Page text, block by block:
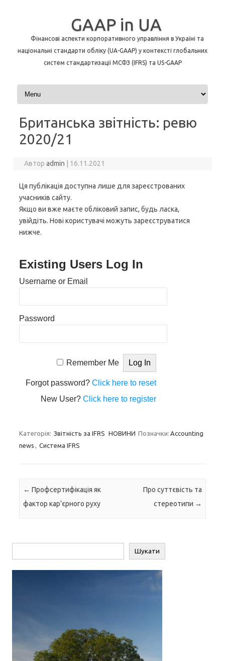
GAAP in UA
Фінансові аспекти корпоративного управління в Україні та
національні стандарти обліку (UA-GAAP) у контексті глобальних
систем стандартизації МСФЗ (IFRS) та US-GAAP
Перейти до контенту
Британська звітність: ревю
2020/21
Авторadmin 16.11.2021
Ця публікація доступна лише для зареєстрованих
учасників сайту.
Якщо ви вже маєте обліковий запис, будь ласка,
увійдіть. Нові користувачі можуть зареєструватися
нижче.
Existing Users Log In
Username or Email
Password
Remember Me
Forgot password?Click here to reset
New User?Click here to register
Категорія: Звітність за IFRS НОВИНИ Позначки: Accounting
news , Система IFRS
Навігація по запису
← Профсертифікація як
фактор кар’єрного руху
Про суттєвість та
стереотипи →
Шукати